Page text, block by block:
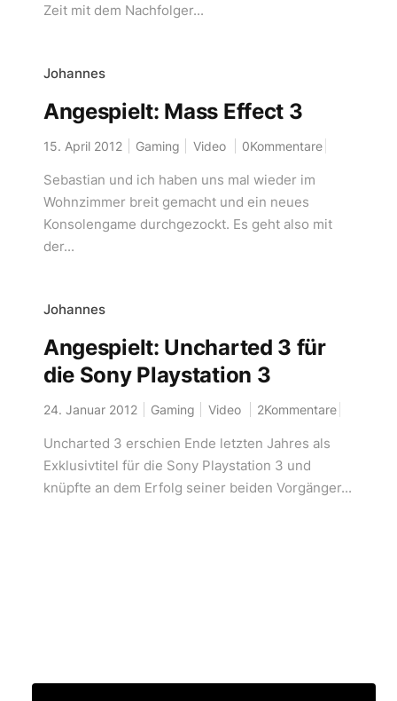
Zeit mit dem Nachfolger...
Johannes
Angespielt: Mass Effect 3
15. April 2012 Gaming Video 0Kommentare
Sebastian und ich haben uns mal wieder im
Wohnzimmer breit gemacht und ein neues
Konsolengame durchgezockt. Es geht also mit
der...
Johannes
Angespielt: Uncharted 3 für
die Sony Playstation 3
24. Januar 2012 Gaming Video 2Kommentare
Uncharted 3 erschien Ende letzten Jahres als
Exklusivtitel für die Sony Playstation 3 und
knüpfte an dem Erfolg seiner beiden Vorgänger...